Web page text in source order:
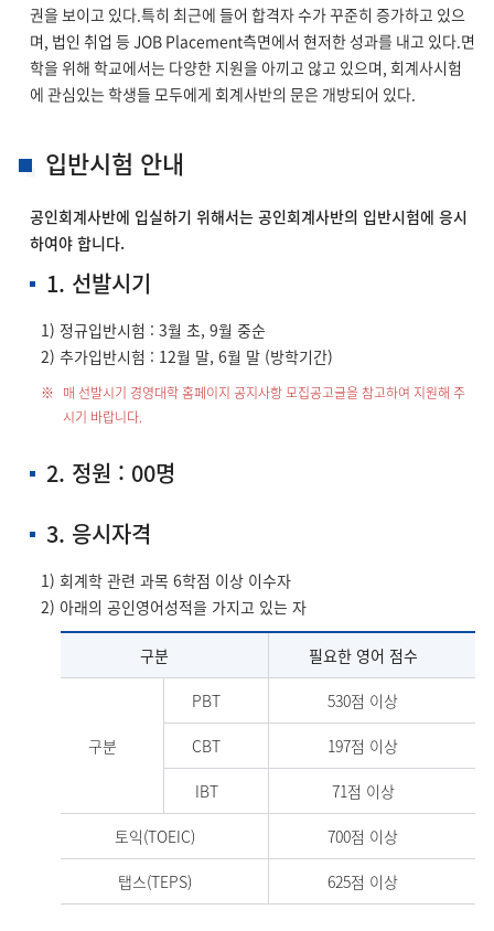
권을 보이고 있다.특히 최근에 들어 합격자 수가 꾸준히 증가하고 있으
며, 법인 취업 등 JOB Placement측면에서 현저한 성과를 내고 있다.면
학을 위해 학교에서는 다양한 지원을 아끼고 않고 있으며, 회계사시험
에 관심있는 학생들 모두에게 회계사반의 문은 개방되어 있다.
입반시험 안내
공인회계사반에 입실하기 위해서는 공인회계사반의 입반시험에 응시
하여야 합니다.
1. 선발시기
1) 정규입반시험 : 3월 초, 9월 중순
2) 추가입반시험 : 12월 말, 6월 말 (방학기간)
매 선발시기 경영대학 홈페이지 공지사항 모집공고글을 참고하여 지원해 주
시기 바랍니다.
2. 정원 : 00명
3. 응시자격
1) 회계학 관련 과목 6학점 이상 이수자
2) 아래의 공인영어성적을 가지고 있는 자
구분 필요한 영어 점수
구분
PBT 530점 이상
CBT 197점 이상
IBT 71점 이상
토익(TOEIC) 700점 이상
탭스(TEPS) 625점 이상